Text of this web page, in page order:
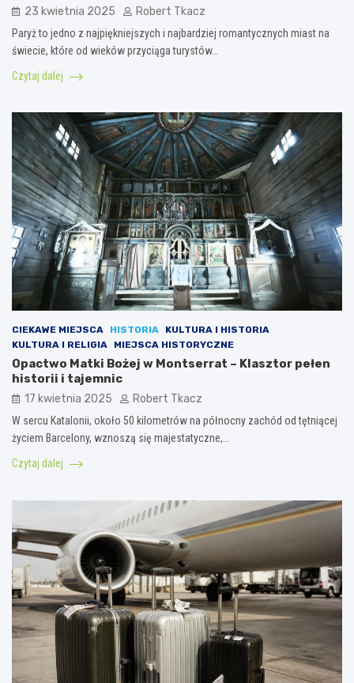
23 kwietnia 2025 Robert Tkacz
Paryż to jedno z najpiękniejszych i najbardziej romantycznych miast na
świecie, które od wieków przyciąga turystów…
Czytaj dalej
CIEKAWE MIEJSCA HISTORIA
KULTURA I HISTORIA
KULTURA I RELIGIA
MIEJSCA HISTORYCZNE
Opactwo Matki Bożej w Montserrat – Klasztor pełen
historii i tajemnic
17 kwietnia 2025 Robert Tkacz
W sercu Katalonii, około 50 kilometrów na północny zachód od tętniącej
życiem Barcelony, wznoszą się majestatyczne,…
Czytaj dalej